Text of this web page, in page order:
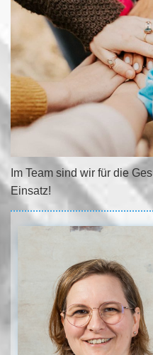
Im Team sind wir für die
Einsatz!